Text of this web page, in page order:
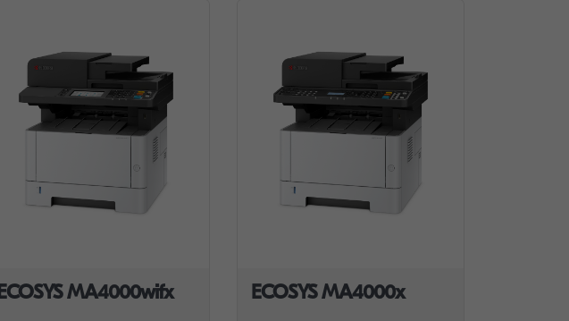
ECOSYS MA4000wifx ECOSYS MA4000x